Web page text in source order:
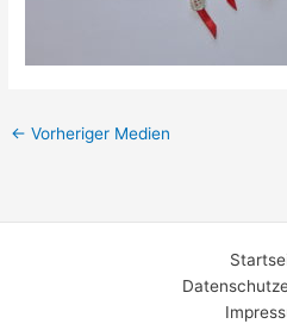
← Vorheriger Medien